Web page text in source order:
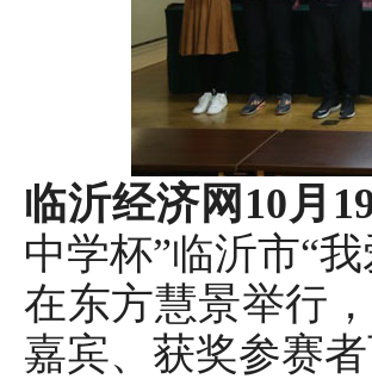
临沂经济网10月
中学杯”临沂市“
在东方慧景举行
嘉宾、获奖参赛